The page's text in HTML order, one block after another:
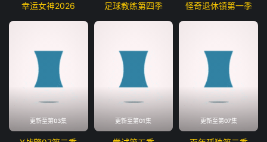
幸运女神2026 足球教练第四季 怪奇退休镇第一季
更新至第03集 更新至第01集 更新至第07集